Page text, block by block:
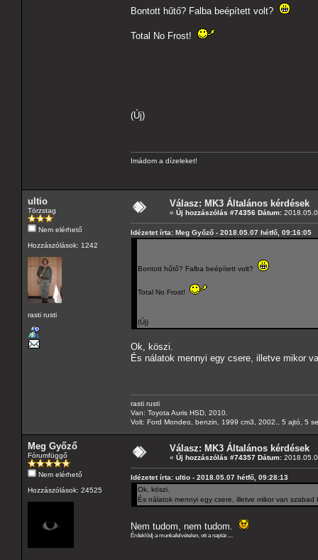
Bontott hűtő? Falba beépített volt?
Total No Frost!
(Új)
Imádom a dízeleket!
ultio
Törzstag
Nem elérhető
Hozzászólások: 1242
rasti rusti
Válasz: MK3 Általános kérdések
« Új hozzászólás #74356 Dátum:
Idézetet írta: Meg Győző - 2018.05.07 hétfő, 09:16:05
Bontott hűtő? Falba beépített volt?
Total No Frost!
(Új)
Ok, köszi.
És nálatok mennyi egy csere, illetve mikor
rasti rusti
Van: Toyota Auris HSD, 2010.
Volt: Ford Mondeo, benzin, 1999 cm3, 2002., 5 ajtó, 5
Meg Győző
Fórumfüggő
Nem elérhető
Hozzászólások: 24525
Válasz: MK3 Általános kérdések
« Új hozzászólás #74357 Dátum:
Idézetet írta: ultio - 2018.05.07 hétfő, 09:28:13
Ok, köszi.
És nálatok mennyi egy csere, illetve mikor van szabad
Nem tudom, nem tudom.
Érdeklődj a munkafelvételen, ott a naptár....